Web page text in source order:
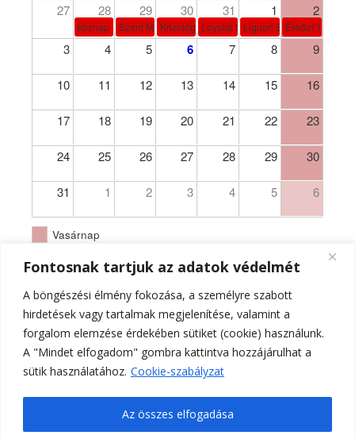
Fontosnak tartjuk az adatok védelmét
A böngészési élmény fokozása, a személyre szabott
hirdetések vagy tartalmak megjelenítése, valamint a
forgalom elemzése érdekében sütiket (cookie) használunk.
A "Mindet elfogadom" gombra kattintva hozzájárulhat a
sütik használatához. Cookie-szabályzat
Az összes elfogadása
27 28 29 30 31 1 2
köznap Szent Márta, Mária és Lázár
Krizológ Szent Péter
Loyolai Szent IgnácLiguori Szent Alfonz pk-et.
Évközi 18.
3 4 5 6 7 8 9
10 11 12 13 14 15 16
17 18 19 20 21 22 23
24 25 26 27 28 29 30
31 1 2 3 4 5 6
Vasárnap